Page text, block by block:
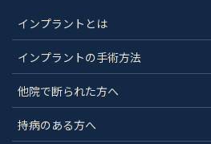
インプラントとは
インプラントの手術方法
他院で断られた方へ
持病のある方へ